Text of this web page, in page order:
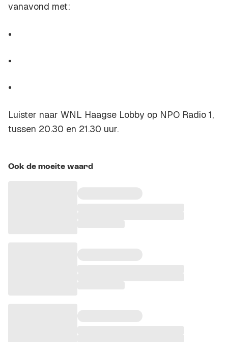
vanavond met:
Luister naar WNL Haagse Lobby op NPO Radio 1,
tussen 20.30 en 21.30 uur.
Ook de moeite waard